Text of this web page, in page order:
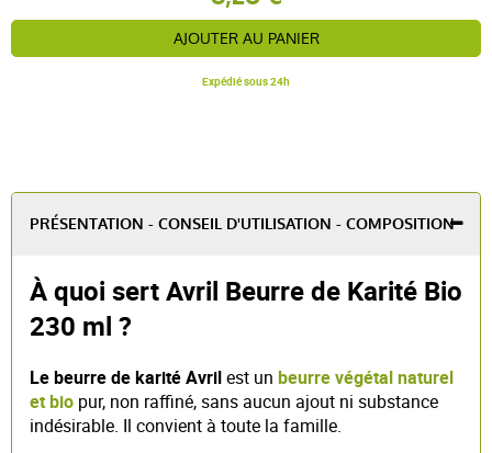
AJOUTER AU PANIER
Expédié sous 24h
PRÉSENTATION - CONSEIL D'UTILISATION - COMPOSITION
À quoi sert Avril Beurre de Karité Bio
230 ml ?
Le beurre de karité Avrilest un beurre végétal naturel
et bio pur, non raffiné, sans aucun ajout ni substance
indésirable. Il convient à toute la famille.